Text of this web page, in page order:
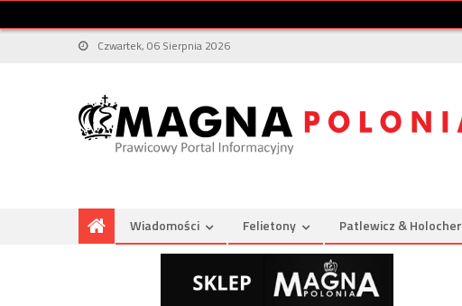
Czwartek, 06 Sierpnia 2026
Wiadomości Felietony Patlewicz & Holocher